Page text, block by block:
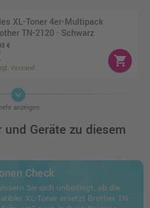
XL-Toner 4er-Multipack
TN-2120 · Schwarz
€
Versand
shopping_cart
Toner 4er-Pack ersetzt Brother
Schwarz
Trommel ersetzt Brother DR-
€
keyboard_arrow_down
anzeigen
Geräte zu diesem
Check
Sie sich unbedingt, ob die
XL-Toner ersetzt Brother TN-